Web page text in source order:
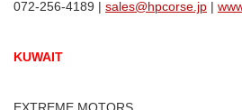
072-256-4189 | sales@hpcorse.jp
KUWAIT